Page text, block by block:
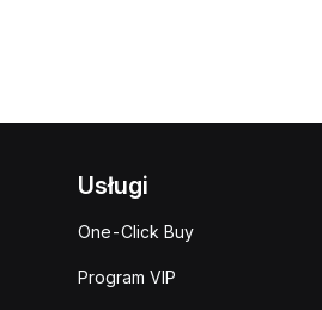
Usługi
One-Click Buy
Program VIP